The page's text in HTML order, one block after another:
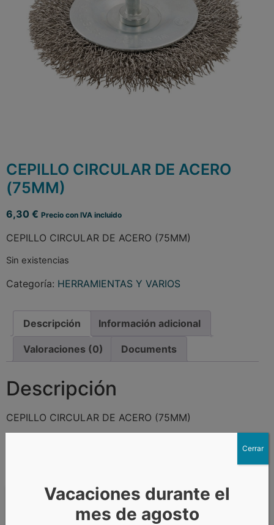
CEPILLO CIRCULAR DE ACERO
(75MM)
6,30 € Precio con IVA incluido
CEPILLO CIRCULAR DE ACERO (75MM)
Sin existencias
Categoría: HERRAMIENTAS Y VARIOS
Descripción Información adicional
Valoraciones (0) Documents
Descripción
CEPILLO CIRCULAR DE ACERO (75MM)
Vacaciones durante el
mes de agosto
Cerrar